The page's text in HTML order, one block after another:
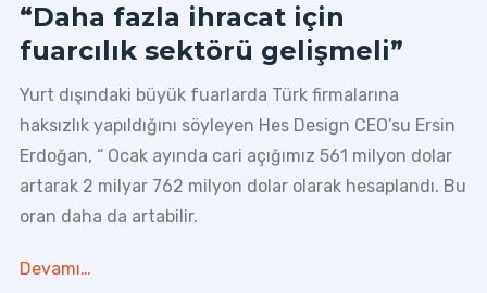
“Daha fazla ihracat için
fuarcılık sektörü gelişmeli”
Yurt dışındaki büyük fuarlarda Türk firmalarına
haksızlık yapıldığını söyleyen Hes Design CEO’su Ersin
Erdoğan, “ Ocak ayında cari açığımız 561 milyon dolar
artarak 2 milyar 762 milyon dolar olarak hesaplandı. Bu
oran daha da artabilir.
Devamı…